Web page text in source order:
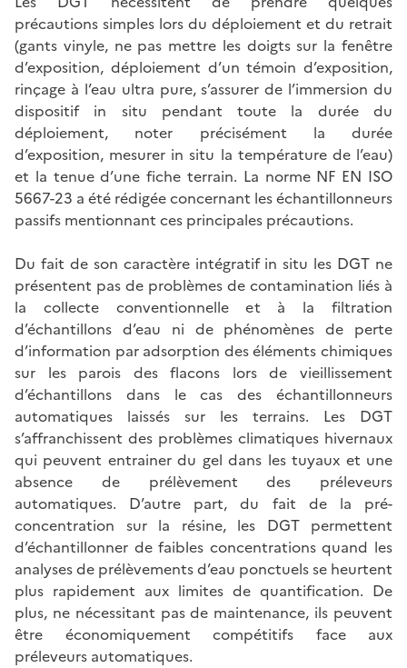
précautions simples lors du déploiement et du retrait
(gants vinyle, ne pas mettre les doigts sur la fenêtre
d’exposition, déploiement d’un témoin d’exposition,
rinçage à l’eau ultra pure, s’assurer de l’immersion du
dispositif in situ pendant toute la durée du
déploiement, noter précisément la durée
d’exposition, mesurer in situ la température de l’eau)
et la tenue d’une fiche terrain. La norme NF EN ISO
5667-23 a été rédigée concernant les échantillonneurs
passifs mentionnant ces principales précautions.
Du fait de son caractère intégratif in situ les DGT ne
présentent pas de problèmes de contamination liés à
la collecte conventionnelle et à la filtration
d’échantillons d’eau ni de phénomènes de perte
d’information par adsorption des éléments chimiques
sur les parois des flacons lors de vieillissement
d’échantillons dans le cas des échantillonneurs
automatiques laissés sur les terrains. Les DGT
s’affranchissent des problèmes climatiques hivernaux
qui peuvent entrainer du gel dans les tuyaux et une
absence de prélèvement des préleveurs
automatiques. D’autre part, du fait de la pré-
concentration sur la résine, les DGT permettent
d’échantillonner de faibles concentrations quand les
analyses de prélèvements d’eau ponctuels se heurtent
plus rapidement aux limites de quantification. De
plus, ne nécessitant pas de maintenance, ils peuvent
être économiquement compétitifs face aux
préleveurs automatiques.